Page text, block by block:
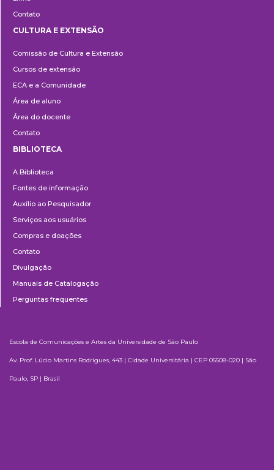
Contato
e
Extensão
CULTURA E EXTENSÃO
Comissão de Cultura e Extensão
Cursos de extensão
ECA e a Comunidade
Área de aluno
Área do docente
Contato
BIBLIOTECA
A Biblioteca
Fontes de informação
Auxílio ao Pesquisador
Serviços aos usuários
Compras e doações
Contato
Divulgação
Manuais de Catalogação
Perguntas frequentes
Escola de Comunicações e Artes da Universidade de São Paulo
Av. Prof. Lúcio Martins Rodrigues, 443 | Cidade Universitária | CEP 05508-020 | São
Paulo, SP | Brasil